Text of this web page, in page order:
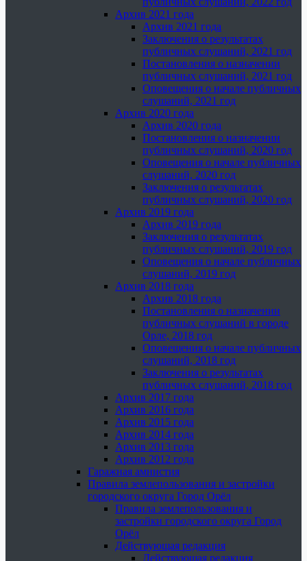
Архив 2021 года
Архив 2021 года
Заключения о результатах
публичных слушаний, 2021 год
Постановления о назначении
публичных слушаний, 2021 год
Оповещения о начале публичных
слушаний, 2021 год
Архив 2020 года
Архив 2020 года
Постановления о назначении
публичных слушаний, 2020 год
Оповещения о начале публичных
слушаний, 2020 год
Заключения о результатах
публичных слушаний, 2020 год
Архив 2019 года
Архив 2019 года
Заключения о результатах
публичных слушаний, 2019 год
Оповещения о начале публичных
слушаний, 2019 год
Архив 2018 года
Архив 2018 года
Постановления о назначении
публичных слушаний в городе
Орле, 2018 год
Оповещения о начале публичных
слушаний, 2018 год
Заключения о результатах
публичных слушаний, 2018 год
Архив 2017 года
Архив 2016 года
Архив 2015 года
Архив 2014 года
Архив 2013 года
Архив 2012 года
Гаражная амнистия
Правила землепользования и застройки
городского округа Город Орёл
Правила землепользования и
застройки городского округа Город
Орёл
Действующая редакция
Действующая редакция